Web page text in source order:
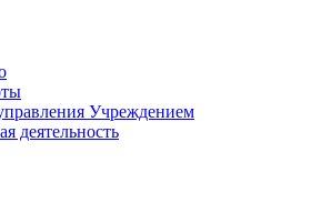
Учреждением
деятельность